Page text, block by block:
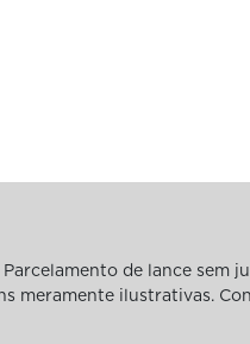
de lance sem
meramente ilustrativas.